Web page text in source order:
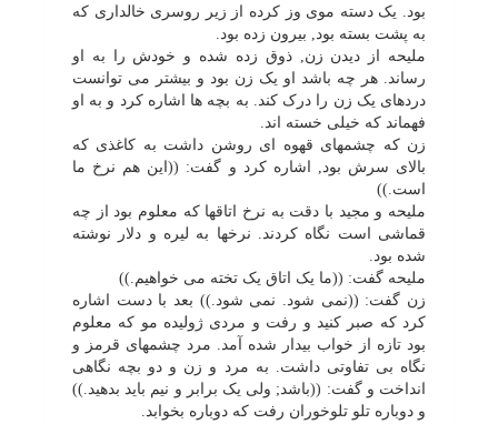
بود. یک دسته موى وز کرده از زیر روسرى خالدارى که
به پشت بسته بود, بیرون زده بود.
ملیحه از دیدن زن, ذوق زده شده و خودش را به او
رساند. هر چه باشد او یک زن بود و بیشتر مى توانست
دردهاى یک زن را درک کند. به بچه ها اشاره کرد و به او
فهماند که خیلى خسته اند.
زن که چشمهاى قهوه اى روشن داشت به کاغذى که
بالاى سرش بود, اشاره کرد و گفت: ((این هم نرخ ما
است.))
ملیحه و مجید با دقت به نرخ اتاقها که معلوم بود از چه
قماشى است نگاه کردند. نرخها به لیره و دلار نوشته
شده بود.
ملیحه گفت: ((ما یک اتاق یک تخته مى خواهیم.))
زن گفت: ((نمى شود. نمى شود.)) بعد با دست اشاره
کرد که صبر کنید و رفت و مردى ژولیده مو که معلوم
بود تازه از خواب بیدار شده آمد. مرد چشمهاى قرمز و
نگاه بى تفاوتى داشت. به مرد و زن و دو بچه نگاهى
انداخت و گفت: ((باشد; ولى یک برابر و نیم باید بدهید.))
و دوباره تلو تلوخوران رفت که دوباره بخوابد.